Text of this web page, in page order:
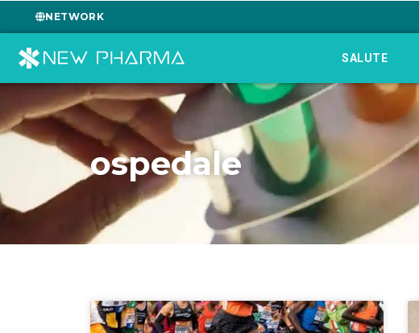
NETWORK
SALUTE
ospedale